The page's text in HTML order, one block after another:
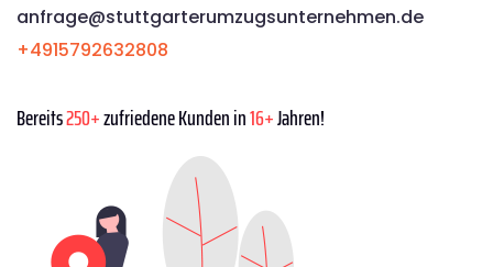
anfrage@stuttgarterumzugsunternehmen.de
+4915792632808
Bereits250+zufriedene Kunden in16+Jahren!